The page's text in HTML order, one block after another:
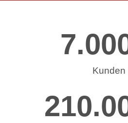
Kunden